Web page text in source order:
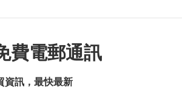
費電郵通訊
資訊，最快最新